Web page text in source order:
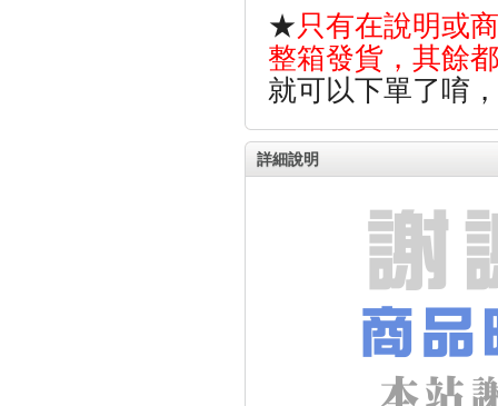
★只有在說明或
整箱發貨，其餘
就可以下單了唷
詳細說明